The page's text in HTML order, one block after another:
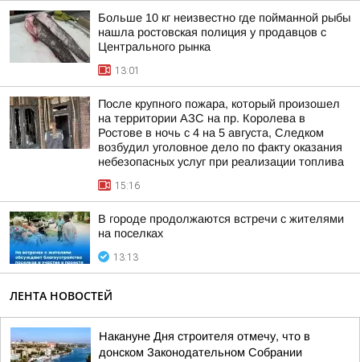
Больше 10 кг неизвестно где пойманной рыбы
нашла ростовская полиция у продавцов с
Центрального рынка
13:01
После крупного пожара, который произошел
на территории АЗС на пр. Королева в
Ростове в ночь с 4 на 5 августа, Следком
возбудил уголовное дело по факту оказания
небезопасных услуг при реализации топлива
15:16
В городе продолжаются встречи с жителями
на поселках
13:13
ЛЕНТА НОВОСТЕЙ
Накануне Дня строителя отмечу, что в
донском Законодательном Собрании